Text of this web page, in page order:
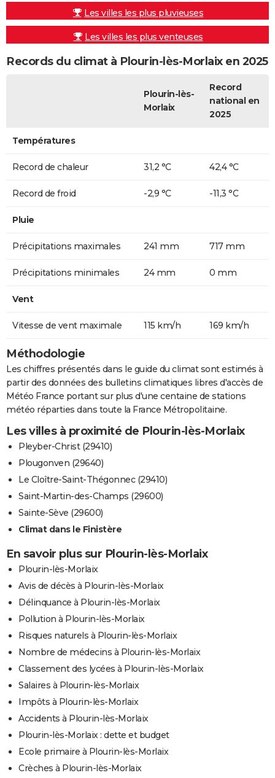
Les villes les plus pluvieuses
Les villes les plus venteuses
Records du climat à Plourin-lès-Morlaix en 2025
Plourin-lès-
Morlaix
Record
national en
2025
Températures
Record de chaleur 31,2 °C 42,4 °C
Record de froid -2,9 °C -11,3 °C
Pluie
Précipitations maximales 241 mm 717 mm
Précipitations minimales 24 mm 0 mm
Vent
Vitesse de vent maximale 115 km/h 169 km/h
Méthodologie
Les chiffres présentés dans le guide du climat sont estimés à
partir des données des bulletins climatiques libres d'accès de
Météo France portant sur plus d'une centaine de stations
météo réparties dans toute la France Métropolitaine.
Les villes à proximité de Plourin-lès-Morlaix
Pleyber-Christ (29410)
Plougonven (29640)
Le Cloître-Saint-Thégonnec (29410)
Saint-Martin-des-Champs (29600)
Sainte-Sève (29600)
Climat dans le Finistère
En savoir plus sur Plourin-lès-Morlaix
Plourin-lès-Morlaix
Avis de décès à Plourin-lès-Morlaix
Délinquance à Plourin-lès-Morlaix
Pollution à Plourin-lès-Morlaix
Risques naturels à Plourin-lès-Morlaix
Nombre de médecins à Plourin-lès-Morlaix
Classement des lycées à Plourin-lès-Morlaix
Salaires à Plourin-lès-Morlaix
Impôts à Plourin-lès-Morlaix
Accidents à Plourin-lès-Morlaix
Plourin-lès-Morlaix : dette et budget
Ecole primaire à Plourin-lès-Morlaix
Crèches à Plourin-lès-Morlaix